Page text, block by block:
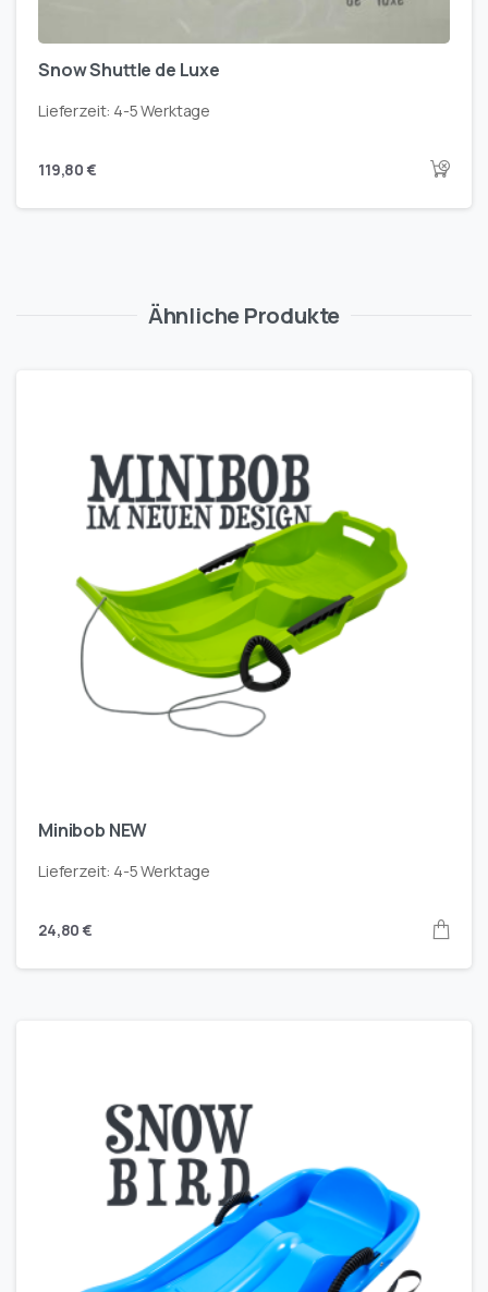
Snow Shuttle de Luxe
Lieferzeit: 4-5 Werktage
119,80€
Ähnliche Produkte
Minibob NEW
Lieferzeit: 4-5 Werktage
24,80€